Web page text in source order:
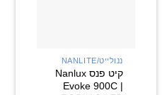
ננולייט/NANLITE
קיט פנס Nanlux
Evoke 900C |